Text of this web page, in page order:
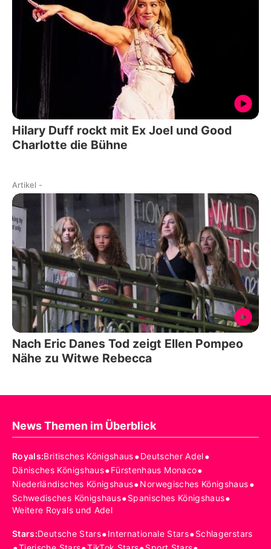
Hilary Duff rockt mit Ex Joel und Good
Charlotte die Bühne
Artikel -
Nach Eric Danes Tod zeigt Ellen Pompeo
Nähe zu Witwe Rebecca
News Themen im Überblick
Royals:Britisches Königshaus•Deutscher Adel•
Dänisches Königshaus•Fürstenhaus Monaco•
Niederländisches Königshaus•Norwegisches Königshaus•
Schwedisches Königshaus•Spanisches Königshaus•
Weitere Royals und Adel
Stars:Deutsche Stars•Internationale Stars•Schlagerstars